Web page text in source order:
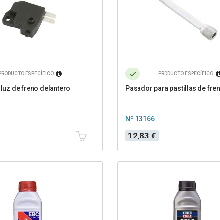
ESPECÍFICO
de freno delantero
PRODUCTO ESPECÍFICO
Pasador para pastillas de
Nº 13166
Precio
12,83 €